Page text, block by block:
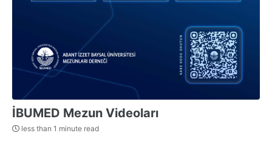
İBUMED Mezun Videoları
less than 1 minute read